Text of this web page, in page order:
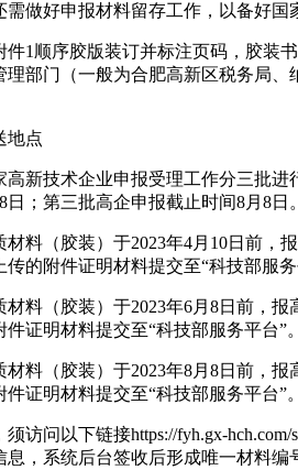
需做好申报材料留存工作，以备好国
1顺序胶版装订并标注页码，胶装
理部门（一般为合肥高新区税务局
地点
高新技术企业申报受理工作分三批
日；第三批高企申报截止时间8月8日
料（胶装）于2023年4月10日前，
的附件证明材料提交至“科技部服
料（胶装）于2023年6月8日前，
证明材料提交至“科技部服务平台”
料（胶装）于2023年8月8日前，
证明材料提交至“科技部服务平台”
访问以下链接https://fyh.gx-hch.com/
息，系统后台签收后形成唯一材料